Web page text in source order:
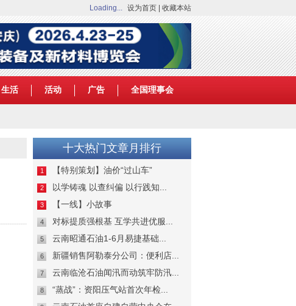
Loading... 设为首页 收藏本站
生活 活动 广告 全国理事会
十大热门文章月排行
1 【特别策划】油价“过山车”
2 以学铸魂 以查纠偏 以行践知...
3 【一线】小故事
4 对标提质强根基 互学共进优服...
5 云南昭通石油1-6月易捷基础...
6 新疆销售阿勒泰分公司：便利店...
7 云南临沧石油闻汛而动筑牢防汛...
8 “蒸战”：资阳压气站首次年检...